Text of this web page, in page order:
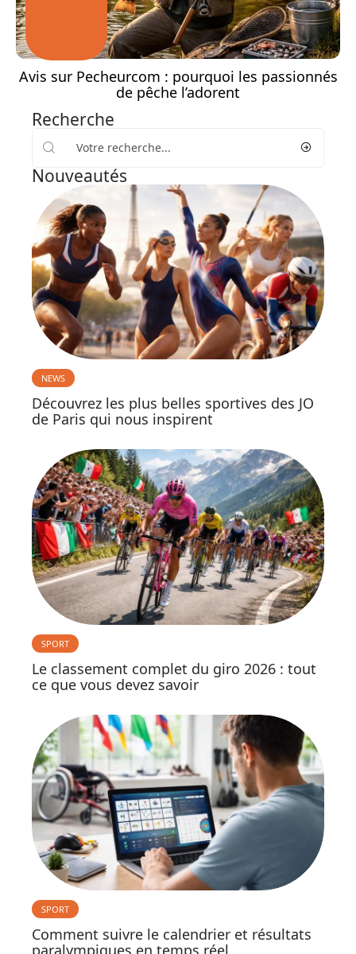
Avis sur Pecheurcom : pourquoi les passionnés
de pêche l’adorent
Recherche
Nouveautés
NEWS
Découvrez les plus belles sportives des JO
de Paris qui nous inspirent
SPORT
Le classement complet du giro 2026 : tout
ce que vous devez savoir
SPORT
Comment suivre le calendrier et résultats
paralympiques en temps réel